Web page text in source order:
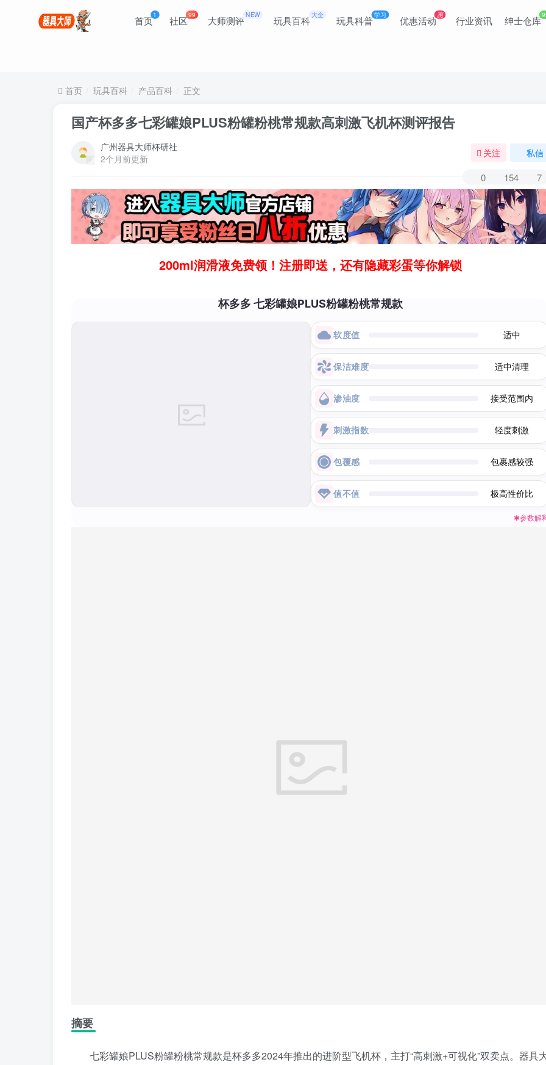
首页1 社区99 大师测评NEW 玩具百科 大全 玩具科普学习 优惠活动惠 行业资讯 绅士仓库
首页 玩具百科 产品百科 正文
国产杯多多七彩罐娘PLUS粉罐粉桃常规款高刺激飞机杯测评报告
广州器具大师杯研社
2个月前更新
关注 私信
0 154 7
200ml润滑液免费领！注册即送，还有隐藏彩蛋等你解锁
杯多多 七彩罐娘PLUS粉罐粉桃常规款
软度值 适中
保洁难度 适中清理
渗油度 接受范围内
刺激指数 轻度刺激
包覆感 包裹感较强
值不值 极高性价比
✱参数解
摘要
七彩罐娘PLUS粉罐粉桃常规款是杯多多2024年推出的进阶型飞机杯，主打“高刺激+可视化”双卖点。器具